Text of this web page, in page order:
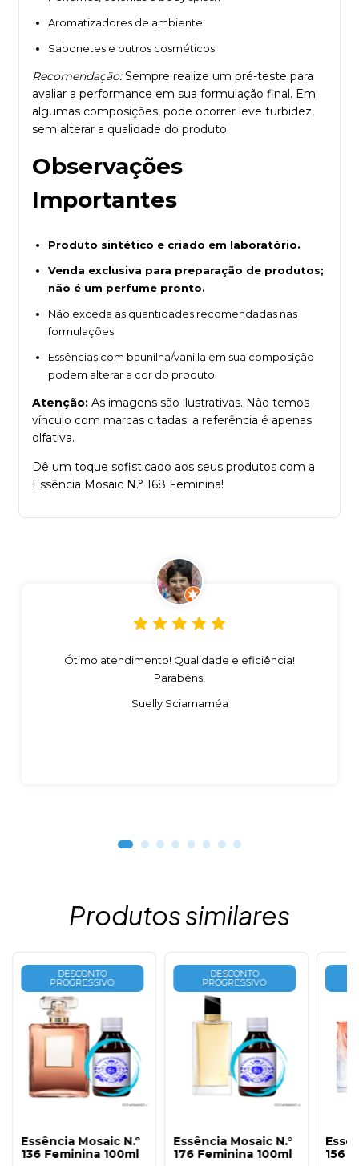
Aromatizadores de ambiente
Sabonetes e outros cosméticos
Recomendação:Sempre realize um pré-teste para
avaliar a performance em sua formulação final. Em
algumas composições, pode ocorrer leve turbidez,
sem alterar a qualidade do produto.
Observações
Importantes
Produto sintético e criado em laboratório.
Venda exclusiva para preparação de produtos;
não é um perfume pronto.
Não exceda as quantidades recomendadas nas
formulações.
Essências com baunilha/vanilla em sua composição
podem alterar a cor do produto.
Atenção: As imagens são ilustrativas. Não temos
vínculo com marcas citadas; a referência é apenas
olfativa.
Dê um toque sofisticado aos seus produtos com a
Essência Mosaic N.° 168 Feminina!
Ótimo atendimento! Qualidade e eficiência!
Parabéns!
Suelly Sciamaméa
Produtos similares
DESCONTO
PROGRESSIVO
Essência Mosaic N.º
136 Feminina 100ml
DESCONTO
PROGRESSIVO
Essência Mosaic N.°
176 Feminina 100ml
156